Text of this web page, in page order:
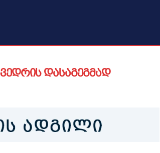
დასაგეგმად